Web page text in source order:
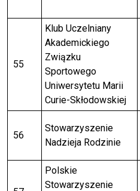
55
Klub Uczelniany
Akademickiego
Związku
Sportowego
Uniwersytetu Marii
Curie-Skłodowskiej
56
Stowarzyszenie
Nadzieja Rodzinie
Polskie
Stowarzyszenie